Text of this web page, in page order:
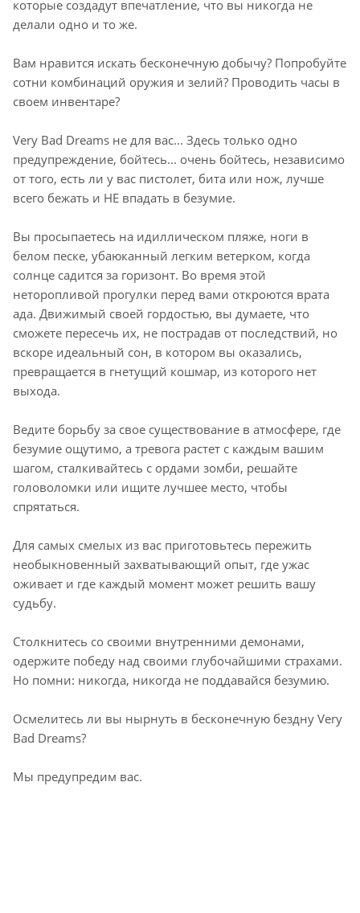
которые создадут впечатление, что вы никогда не
делали одно и то же.
Вам нравится искать бесконечную добычу? Попробуйте
сотни комбинаций оружия и зелий? Проводить часы в
своем инвентаре?
Very Bad Dreams не для вас... Здесь только одно
предупреждение, бойтесь... очень бойтесь, независимо
от того, есть ли у вас пистолет, бита или нож, лучше
всего бежать и НЕ впадать в безумие.
Вы просыпаетесь на идиллическом пляже, ноги в
белом песке, убаюканный легким ветерком, когда
солнце садится за горизонт. Во время этой
неторопливой прогулки перед вами откроются врата
ада. Движимый своей гордостью, вы думаете, что
сможете пересечь их, не пострадав от последствий, но
вскоре идеальный сон, в котором вы оказались,
превращается в гнетущий кошмар, из которого нет
выхода.
Ведите борьбу за свое существование в атмосфере, где
безумие ощутимо, а тревога растет с каждым вашим
шагом, сталкивайтесь с ордами зомби, решайте
головоломки или ищите лучшее место, чтобы
спрятаться.
Для самых смелых из вас приготовьтесь пережить
необыкновенный захватывающий опыт, где ужас
оживает и где каждый момент может решить вашу
судьбу.
Столкнитесь со своими внутренними демонами,
одержите победу над своими глубочайшими страхами.
Но помни: никогда, никогда не поддавайся безумию.
Осмелитесь ли вы нырнуть в бесконечную бездну Very
Bad Dreams?
Мы предупредим вас.